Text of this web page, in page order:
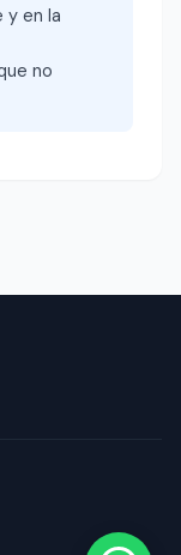
y en la
no